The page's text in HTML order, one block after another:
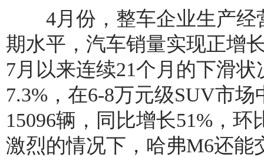
4月份，整车企业生产经
期水平，汽车销量实现正增
7月以来连续21个月的下滑
7.3%，在6-8万元级SUV市
15096辆，同比增长51%，
激烈的情况下，哈弗M6还